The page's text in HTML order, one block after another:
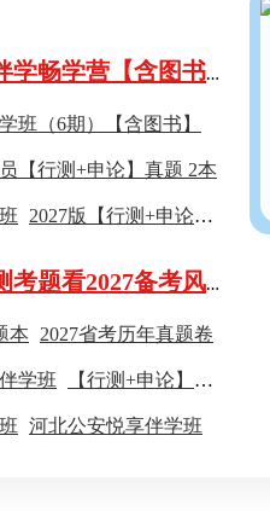
2027年多省悦享伴学畅学营【含图书】
班（6期）【含图书】
【行测+申论】真题 2本
2027版【行测+申论】真题 2本
从2026省联考行测考题看2027备考风向：现在开始该怎么学?
本 2027省考历年真题卷
学班 【行测+申论】教材
河北公安悦享伴学班